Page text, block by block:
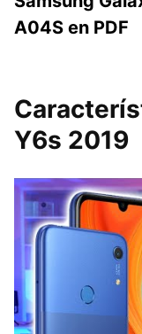
A04S en PDF
Y6s 2019